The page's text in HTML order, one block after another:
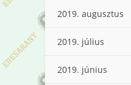
2019. augusztus
2019. július
2019. június